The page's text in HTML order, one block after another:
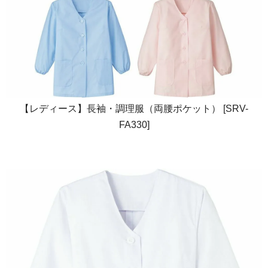
【レディース】長袖・調理服（両腰ポケット） [SRV-
FA330]